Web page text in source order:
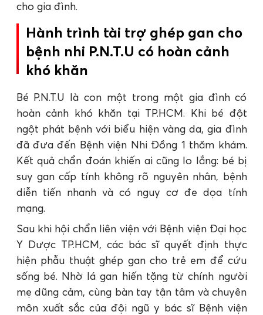
cho gia đình.
Hành trình tài trợ ghép gan cho
bệnh nhi P.N.T.U có hoàn cảnh
khó khăn
Bé P.N.T.U là con một trong một gia đình có
hoàn cảnh khó khăn tại TP.HCM. Khi bé đột
ngột phát bệnh với biểu hiện vàng da, gia đình
đã đưa đến Bệnh viện Nhi Đồng 1 thăm khám.
Kết quả chẩn đoán khiến ai cũng lo lắng: bé bị
suy gan cấp tính không rõ nguyên nhân, bệnh
diễn tiến nhanh và có nguy cơ đe dọa tính
mạng.
Sau khi hội chẩn liên viện với Bệnh viện Đại học
Y Dược TP.HCM, các bác sĩ quyết định thực
hiện phẫu thuật ghép gan cho trẻ em để cứu
sống bé. Nhờ lá gan hiến tặng từ chính người
mẹ dũng cảm, cùng bàn tay tận tâm và chuyên
môn xuất sắc của đội ngũ y bác sĩ Bệnh viện